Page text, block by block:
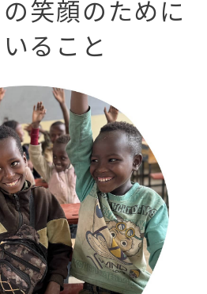
笑顔のために
ること